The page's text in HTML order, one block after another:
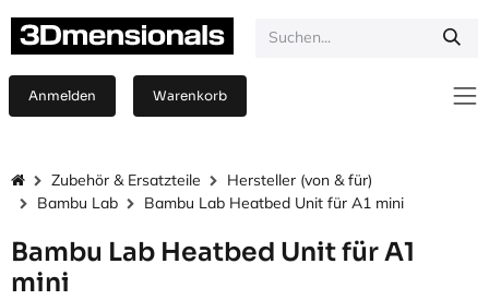
Anmelden Warenkorb
Zubehör & Ersatzteile
Hersteller (von & für)
Bambu Lab
Bambu Lab Heatbed Unit für A1 mini
Bambu Lab Heatbed Unit für A1
mini